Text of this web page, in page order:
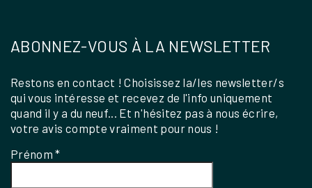
ABONNEZ-VOUS À LA NEWSLETTER
Restons en contact ! Choisissez la/les newsletter/s
qui vous intéresse et recevez de l'info uniquement
quand il y a du neuf... Et n'hésitez pas à nous écrire,
votre avis compte vraiment pour nous !
Prénom*